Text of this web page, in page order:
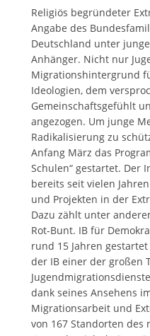
Religiös begründeter
Angabe des
Deutschland unter
Anhänger. Nicht nur
Migrationshintergrund
Ideologien, dem
Gemeinschaftsgefühlt
angezogen. Um junge
Radikalisierung zu
Anfang März das
Schulen“ gestartet. Der
bereits seit vielen
und Projekten in der
Dazu zählt unter
Rot-Bunt. IB für
rund 15 Jahren
der IB einer der großen
dank seines Ansehens
Migrationsarbeit und
von 167 Standorten des